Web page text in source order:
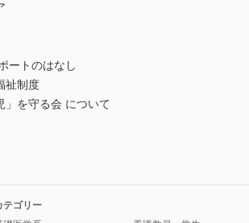
トのはなし
制度
を守る会 について
テゴリー